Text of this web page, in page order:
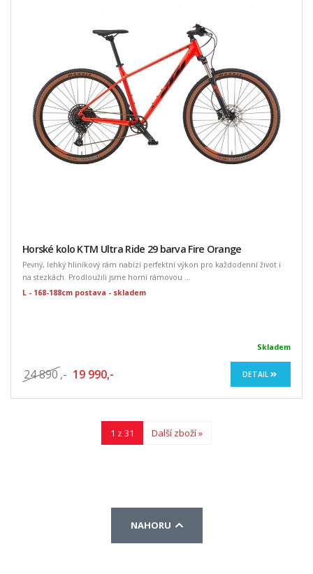
Horské kolo KTM Ultra Ride 29 barva Fire Orange
Pevný, lehký hliníkový rám nabízí perfektní výkon pro každodenní život i
na stezkách. Prodloužili jsme horní rámovou ...
L - 168-188cm postava - skladem
Skladem
24 890 ,- 19 990,- DETAIL
1 z 31 Další zboží »
NAHORU